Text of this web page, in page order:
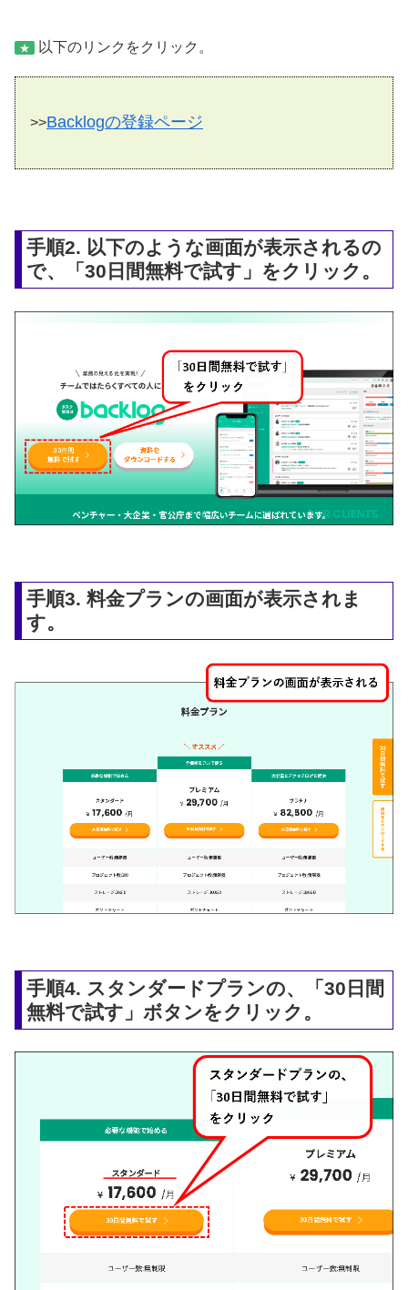
★ 以下のリンクをクリック。
>>Backlogの登録ページ
手順2. 以下のような画面が表示されるの
で、「30日間無料で試す」をクリック。
手順3. 料金プランの画面が表示されま
す。
手順4. スタンダードプランの、「30日間
無料で試す」ボタンをクリック。